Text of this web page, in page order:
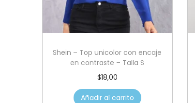
Shein – Top unicolor con encaje
en contraste – Talla S
$18,00
Añadir al carrito